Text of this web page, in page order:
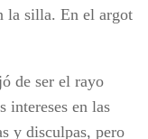
la silla. En el argot
de ser el rayo
intereses en las
y disculpas, pero